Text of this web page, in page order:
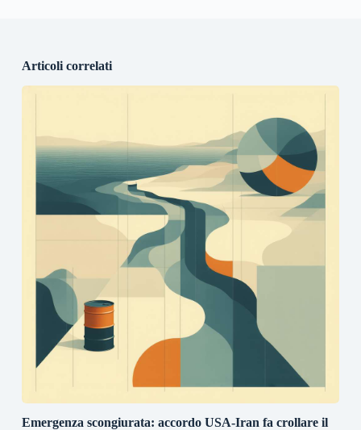
Articoli correlati
Emergenza scongiurata: accordo USA-Iran fa crollare il